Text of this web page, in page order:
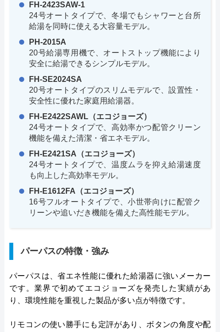
FH-2423SAW-1
24号オートタイプで、冬場でもシャワーと台所
給湯を同時に使える大容量モデル。
PH-2015A
20号給湯専用機で、オートストップ機能により
安全に給湯できるシンプルモデル。
FH-SE2024SA
20号オートタイプのスリムモデルで、設置性・
安全性に優れた家庭用給湯器。
FH-E2422SAWL（エコジョーズ）
24号オートタイプで、高効率かつ配管クリーン
機能を備えた清潔・省エネモデル。
FH-E2421SA（エコジョーズ）
24号オートタイプで、温度ムラを抑え給湯速度
も向上した高効率モデル。
FH-E1612FA（エコジョーズ）
16号フルオートタイプで、小世帯向けに配管ク
リーンや追いだき機能を備えた高性能モデル。
パーパスの特徴・強み
パーパスは、省エネ性能に優れた給湯器に強いメーカー
です。業界で初めてエコジョーズを発売した実績があ
り、環境性能を重視した製品が多い点が特徴です。
リモコンの使い勝手にも定評があり、ボタンの角度や配